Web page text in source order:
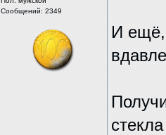
Сообщений: 2349
И ещё,